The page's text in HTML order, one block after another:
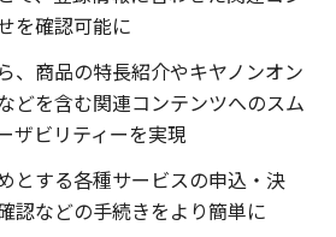
を確認可能に
、商品の特長紹介やキヤノンオン
どを含む関連コンテンツへのスム
ザビリティーを実現
とする各種サービスの申込・決
認などの手続きをより簡単に